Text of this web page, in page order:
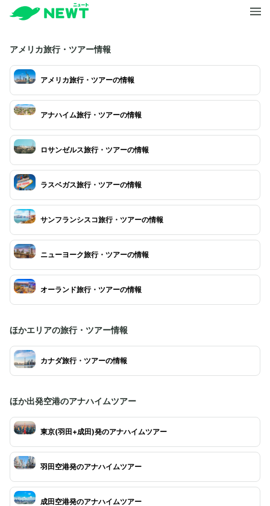
アメリカ旅行・ツアー情報
アメリカ旅行・ツアーの情報
アナハイム旅行・ツアーの情報
ロサンゼルス旅行・ツアーの情報
ラスベガス旅行・ツアーの情報
サンフランシスコ旅行・ツアーの情報
ニューヨーク旅行・ツアーの情報
オーランド旅行・ツアーの情報
ほかエリアの旅行・ツアー情報
カナダ旅行・ツアーの情報
ほか出発空港のアナハイムツアー
東京(羽田+成田)発のアナハイムツアー
羽田空港発のアナハイムツアー
成田空港発のアナハイムツアー